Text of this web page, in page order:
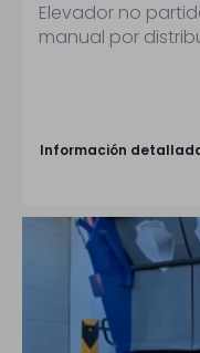
Elevador no
manual por
Información